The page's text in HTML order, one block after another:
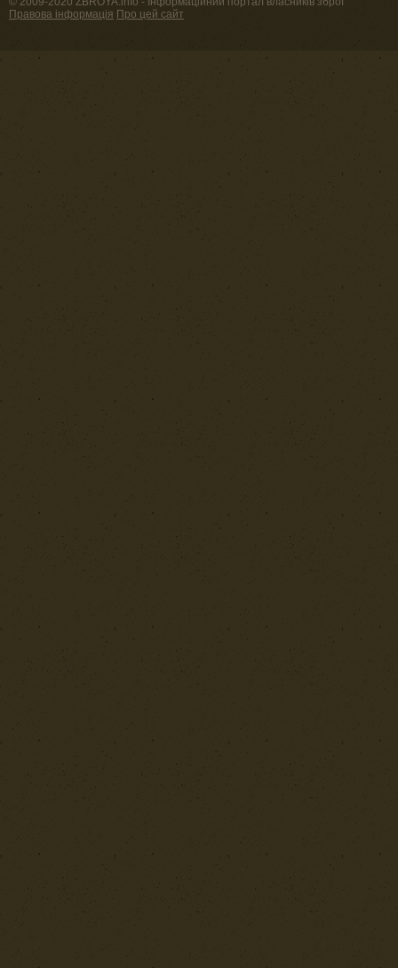
Правова інформація Про цей сайт